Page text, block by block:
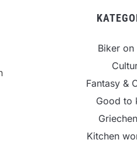
Biker on
Fantasy &
Good to
Kitchen